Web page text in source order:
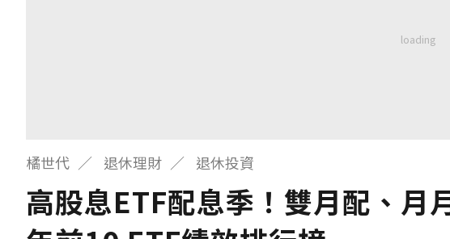
橘世代 退休理財 退休投資
高股息ETF配息季！雙月配、月